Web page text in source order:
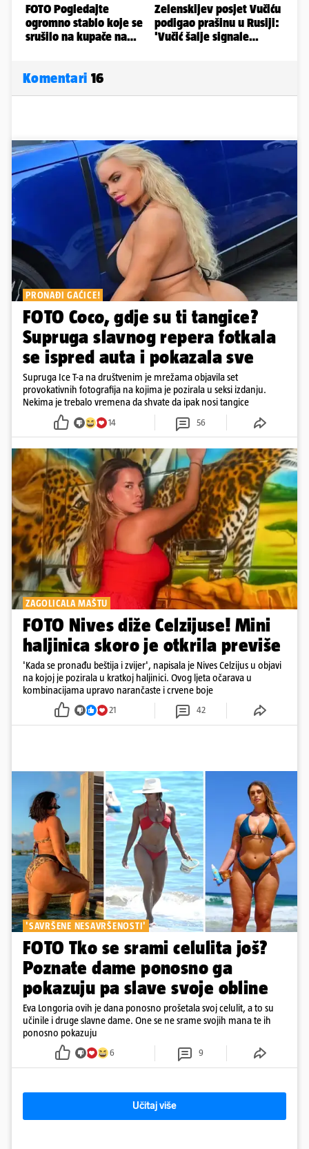
Komentari 16
PRONAĐI GAĆICE!
FOTO Coco, gdje su ti tangice?
Supruga slavnog repera fotkala
se ispred auta i pokazala sve
Supruga Ice T-a na društvenim je mrežama objavila set
provokativnih fotografija na kojima je pozirala u seksi izdanju.
Nekima je trebalo vremena da shvate da ipak nosi tangice
14 56
ZAGOLICALA MAŠTU
FOTO Nives diže Celzijuse! Mini
haljinica skoro je otkrila previše
'Kada se pronađu beštija i zvijer', napisala je Nives Celzijus u objavi
na kojoj je pozirala u kratkoj haljinici. Ovog ljeta očarava u
kombinacijama upravo narančaste i crvene boje
21 42
'SAVRŠENE NESAVRŠENOSTI'
FOTO Tko se srami celulita još?
Poznate dame ponosno ga
pokazuju pa slave svoje obline
Eva Longoria ovih je dana ponosno prošetala svoj celulit, a to su
učinile i druge slavne dame. One se ne srame svojih mana te ih
ponosno pokazuju
6 9
Učitaj više